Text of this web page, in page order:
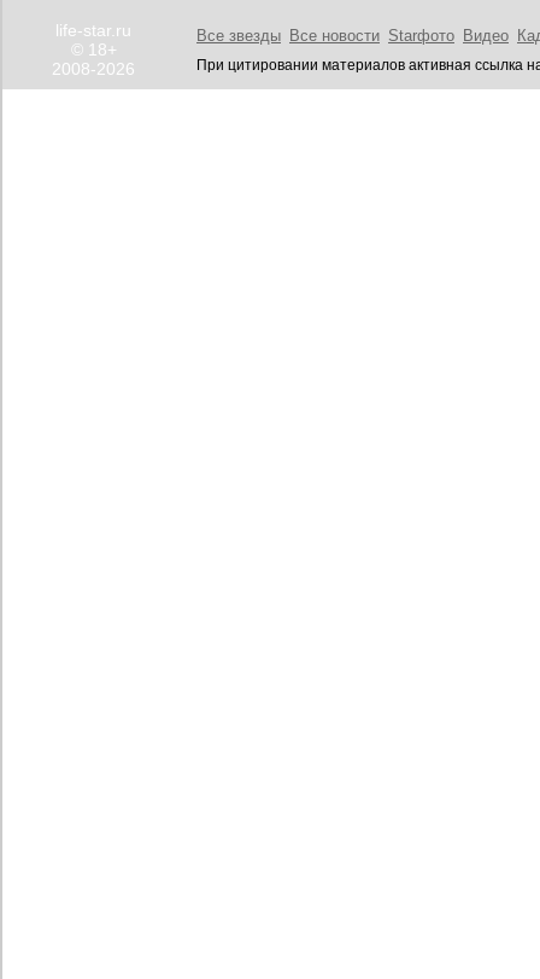
life-star.ru
© 18+
2008-2026
Все звезды Все новости Starфото Видео
При цитировании материалов активная ссылка